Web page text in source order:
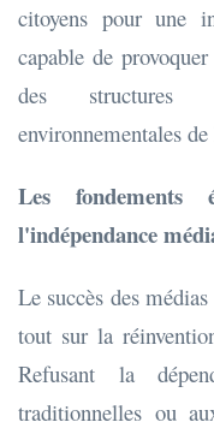
citoyens pour une
capable de
des structures
environnementales
Les fondements
l'indépendance
Le succès des
tout sur la
Refusant la
traditionnelles ou